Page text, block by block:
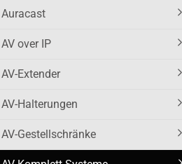
Auracast
AV over IP
AV-Extender
AV-Halterungen
AV-Gestellschränke